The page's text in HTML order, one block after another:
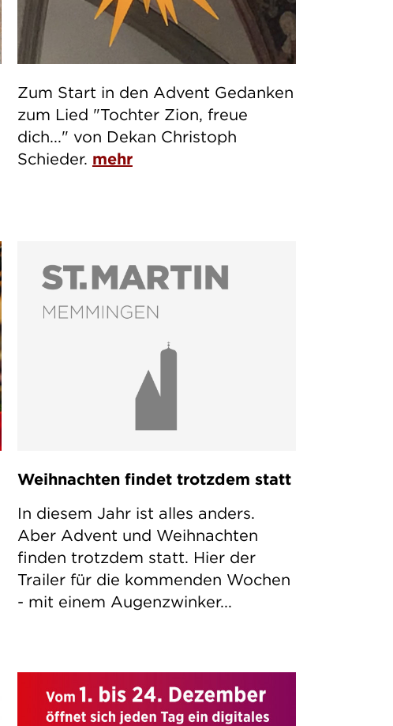
Zum Start in den Advent Gedanken
zum Lied "Tochter Zion, freue
dich..." von Dekan Christoph
Schieder. mehr
Weihnachten findet trotzdem statt
In diesem Jahr ist alles anders.
Aber Advent und Weihnachten
finden trotzdem statt. Hier der
Trailer für die kommenden Wochen
- mit einem Augenzwinker...